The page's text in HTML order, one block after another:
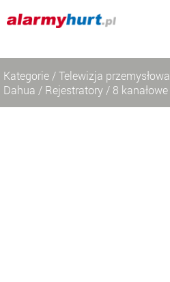
Kategorie /Telewizja przemysłowa
Dahua / Rejestratory / 8 kanałowe